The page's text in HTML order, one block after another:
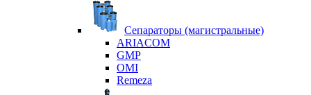
Сепараторы (магистральные)
ARIACOM
GMP
OMI
Remeza